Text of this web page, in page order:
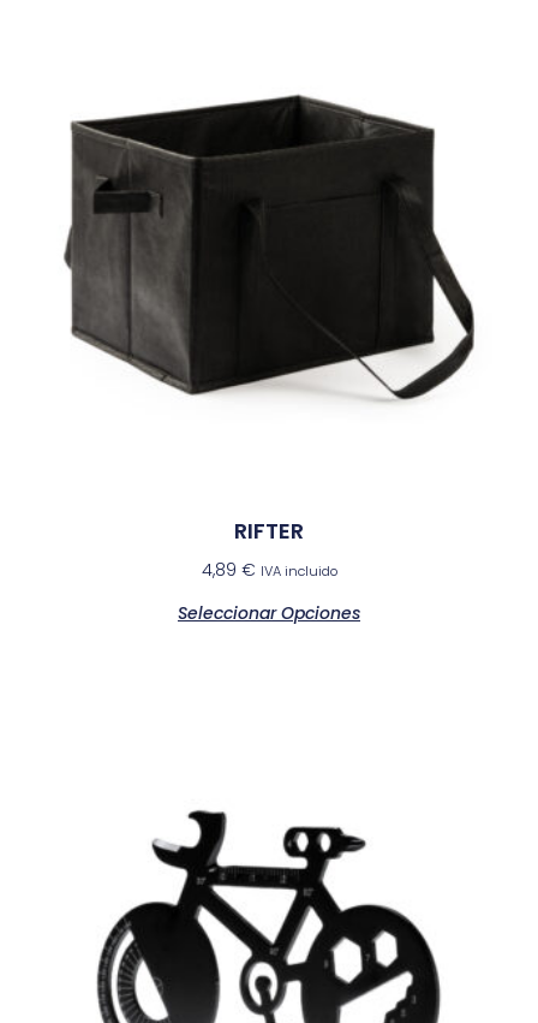
RIFTER
4,89 € IVA incluido
Seleccionar Opciones